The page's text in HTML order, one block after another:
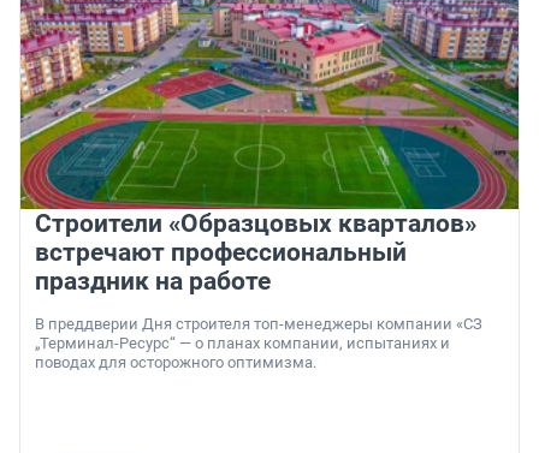
Строители «Образцовых кварталов»
встречают профессиональный
праздник на работе
В преддверии Дня строителя топ-менеджеры компании «СЗ
„Терминал-Ресурс“ — о планах компании, испытаниях и
поводах для осторожного оптимизма.